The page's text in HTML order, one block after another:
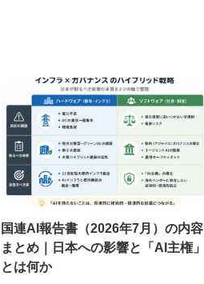
国連AI報告書（2026年7月）の内容
まとめ｜日本への影響と「AI主権」
とは何か